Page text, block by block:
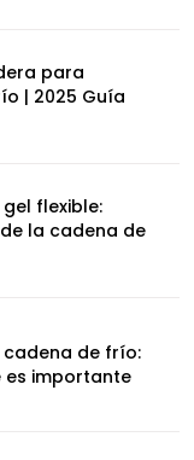
para
| 2025 Guía
flexible:
la cadena de
de frío:
es importante